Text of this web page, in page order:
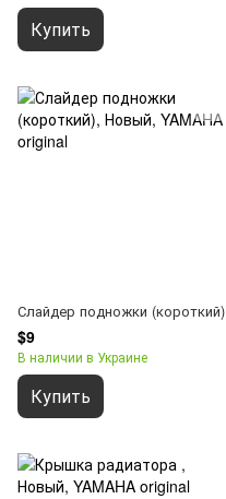
Купить
Слайдер подножки (короткий)
$9
В наличии в Украине
Купить